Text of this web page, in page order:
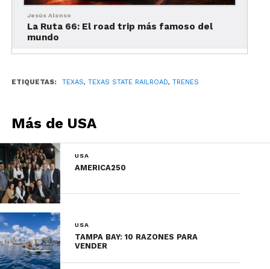
de cerveza y recorridos románticos por la noche.
Más información
Association
Jesús Alonso
La Ruta 66: El road trip más famoso del
mundo
ETIQUETAS: TEXAS, TEXAS STATE RAILROAD, TRENES
Más de USA
USA
AMERICA250
USA
TAMPA BAY: 10 RAZONES PARA
VENDER